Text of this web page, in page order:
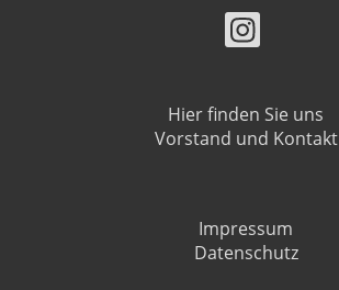
Hier finden Sie uns
Vorstand und Kontakt
Impressum
Datenschutz